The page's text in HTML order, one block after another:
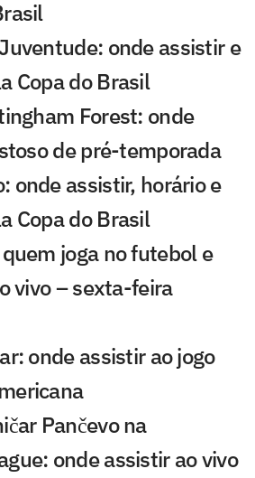
onde assistir e
Copa do Brasil
Forest: onde
de pré-temporada
onde assistir, horário e
Copa do Brasil
joga no futebol e
vivo – sexta-feira
onde assistir ao jogo
Pančevo na
onde assistir ao vivo